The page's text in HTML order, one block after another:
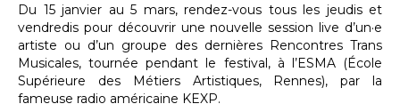
Du 15 janvier au 5 mars, rendez-vous tous les jeudis et
vendredis pour découvrir une nouvelle session live d’un·e
artiste ou d’un groupe des dernières Rencontres Trans
Musicales, tournée pendant le festival, à l’ESMA (École
Supérieure des Métiers Artistiques, Rennes), par la
fameuse radio américaine KEXP.